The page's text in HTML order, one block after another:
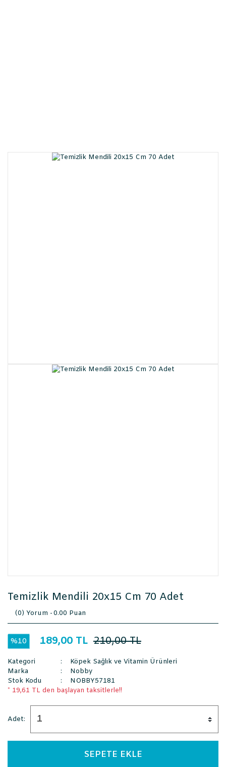
Temizlik Mendili 20x15 Cm 70 Adet
(0) Yorum -0.00 Puan
%10 189,00 TL 210,00 TL
Kategori
Köpek Sağlık ve Vitamin Ürünleri
Marka
Nobby
Stok Kodu
NOBBY57181
* 19,61 TL den başlayan taksitlerle!!
Adet:
SEPETE EKLE